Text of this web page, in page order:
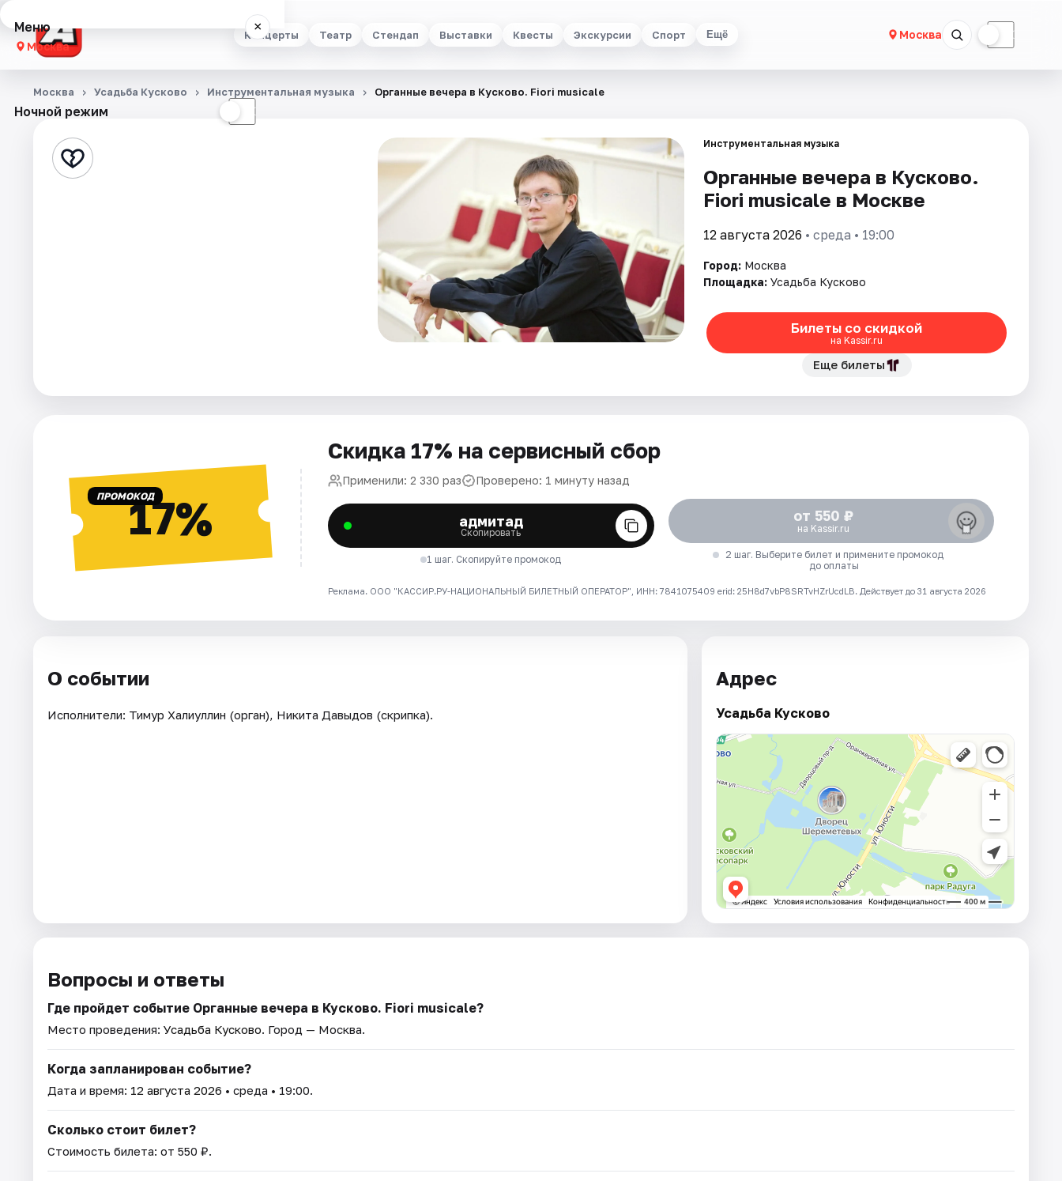
Концерты Театр Стендап Выставки Квесты Экскурсии Спорт Ещё Москва ☾
Меню ×
Москва
Концерты
Стендап
Города
Рейтинги
Ночной режим ☾
Москва Усадьба Кусково Инструментальная музыка Органные вечера в Кусково. Fiori musicale
Инструментальная музыка
Органные вечера в Кусково.
Fiori musicale в Москве
12 августа 2026 • среда • 19:00
Город: Москва
Площадка: Усадьба Кусково
Билеты со скидкой
на Kassir.ru
Еще билеты
ПРОМОКОД17%
Скидка 17% на сервисный сбор
Применили: 2 330 раз Проверено: 1 минуту назад
адмитад
Скопировать
1 шаг. Скопируйте промокод
от 550 ₽
на Kassir.ru
2 шаг. Выберите билет и примените промокод
до оплаты
Реклама. ООО "КАССИР.РУ-НАЦИОНАЛЬНЫЙ БИЛЕТНЫЙ ОПЕРАТОР", ИНН: 7841075409 erid: 25H8d7vbP8SRTvHZrUcdLB. Действует до 31 августа 2026
О событии
Исполнители: Тимур Халиуллин (орган), Никита Давыдов (скрипка).
Адрес
Усадьба Кусково
Вопросы и ответы
Где пройдет событие Органные вечера в Кусково. Fiori musicale?
Место проведения: Усадьба Кусково. Город — Москва.
Когда запланирован событие?
Дата и время: 12 августа 2026 • среда • 19:00.
Сколько стоит билет?
Стоимость билета: от 550 ₽.